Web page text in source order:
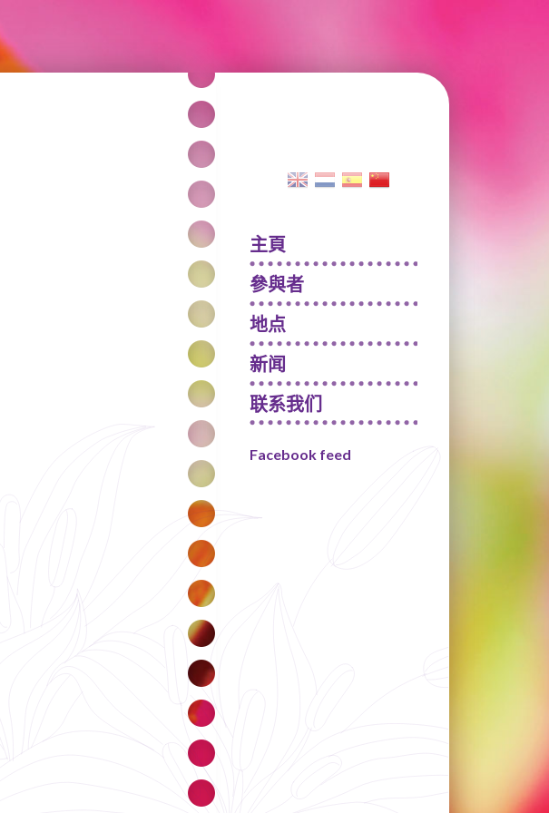
主頁
參與者
地点
新闻
联系我们
Facebook feed